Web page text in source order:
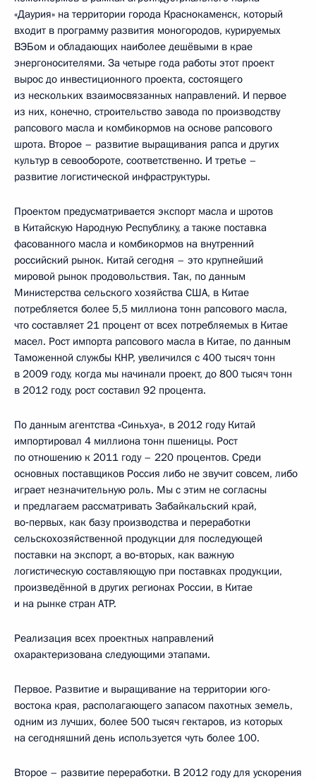
«Даурия» на территории города Краснокаменск, который
входит в программу развития моногородов, курируемых
ВЭБом и обладающих наиболее дешёвыми в крае
энергоносителями. За четыре года работы этот проект
вырос до инвестиционного проекта, состоящего
из нескольких взаимосвязанных направлений. И первое
из них, конечно, строительство завода по производству
рапсового масла и комбикормов на основе рапсового
шрота. Второе – развитие выращивания рапса и других
культур в севообороте, соответственно. И третье –
развитие логистической инфраструктуры.
Проектом предусматривается экспорт масла и шротов
в Китайскую Народную Республику, а также поставка
фасованного масла и комбикормов на внутренний
российский рынок. Китай сегодня – это крупнейший
мировой рынок продовольствия. Так, по данным
Министерства сельского хозяйства США, в Китае
потребляется более 5,5 миллиона тонн рапсового масла,
что составляет 21 процент от всех потребляемых в Китае
масел. Рост импорта рапсового масла в Китае, по данным
Таможенной службы КНР, увеличился с 400 тысяч тонн
в 2009 году, когда мы начинали проект, до 800 тысяч тонн
в 2012 году, рост составил 92 процента.
По данным агентства «Синьхуа», в 2012 году Китай
импортировал 4 миллиона тонн пшеницы. Рост
по отношению к 2011 году – 220 процентов. Среди
основных поставщиков Россия либо не звучит совсем, либо
играет незначительную роль. Мы с этим не согласны
и предлагаем рассматривать Забайкальский край,
во‑первых, как базу производства и переработки
сельскохозяйственной продукции для последующей
поставки на экспорт, а во‑вторых, как важную
логистическую составляющую при поставках продукции,
произведённой в других регионах России, в Китае
и на рынке стран АТР.
Реализация всех проектных направлений
охарактеризована следующими этапами.
Первое. Развитие и выращивание на территории юго-
востока края, располагающего запасом пахотных земель,
одним из лучших, более 500 тысяч гектаров, из которых
на сегодняшний день используется чуть более 100.
Второе – развитие переработки. В 2012 году для ускорения